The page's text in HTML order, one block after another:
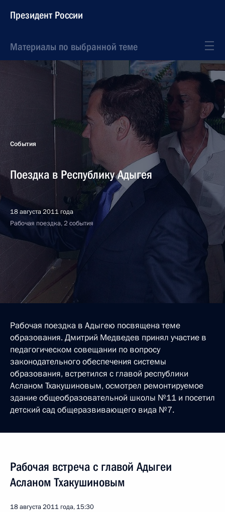
Президент России
Материалы по выбранной теме
События
Поездка в Республику Адыгея
18 августа 2011 года
Рабочая поездка, 2 события
Рабочая поездка в Адыгею посвящена теме
образования. Дмитрий Медведев принял участие в
педагогическом совещании по вопросу
законодательного обеспечения системы
образования, встретился с главой республики
Асланом Тхакушиновым, осмотрел ремонтируемое
здание общеобразовательной школы №11 и посетил
детский сад общеразвивающего вида №7.
Рабочая встреча с главой Адыгеи
Асланом Тхакушиновым
18 августа 2011 года, 15:30